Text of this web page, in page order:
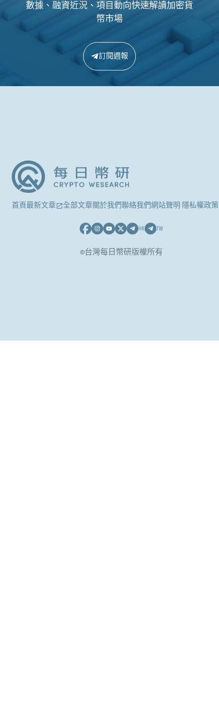
數據、融資近況、項目動向快速解讀加密貨
幣市場
訂閱週報
首頁最新文章 全部文章關於我們聯絡我們網站聲明 隱私權政策
HK TW
©台灣每日幣研版權所有